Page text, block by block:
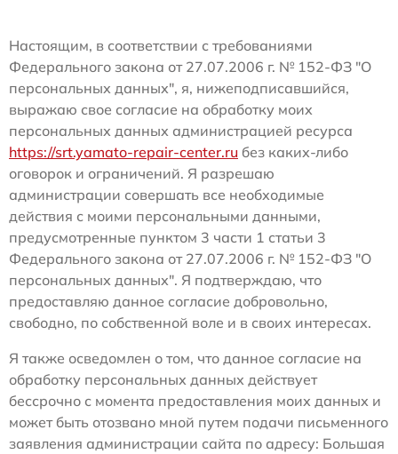
Настоящим, в соответствии с требованиями
Федерального закона от 27.07.2006 г. № 152-ФЗ "О
персональных данных", я, нижеподписавшийся,
выражаю свое согласие на обработку моих
персональных данных администрацией ресурса
https://srt.yamato-repair-center.ru без каких-либо
оговорок и ограничений. Я разрешаю
администрации совершать все необходимые
действия с моими персональными данными,
предусмотренные пунктом 3 части 1 статьи 3
Федерального закона от 27.07.2006 г. № 152-ФЗ "О
персональных данных". Я подтверждаю, что
предоставляю данное согласие добровольно,
свободно, по собственной воле и в своих интересах.
Я также осведомлен о том, что данное согласие на
обработку персональных данных действует
бессрочно с момента предоставления моих данных и
может быть отозвано мной путем подачи письменного
заявления администрации сайта по адресу: Большая